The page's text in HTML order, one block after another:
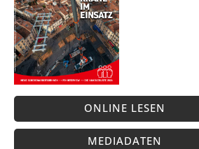
ONLINE LESEN
MEDIADATEN